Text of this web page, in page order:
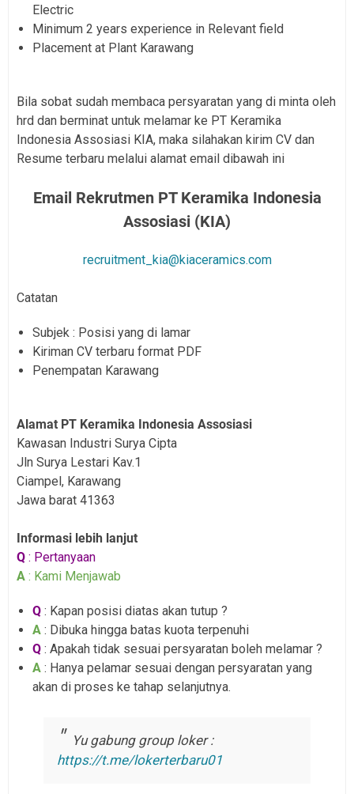
Electric
Minimum 2 years experience in Relevant field
Placement at Plant Karawang
Bila sobat sudah membaca persyaratan yang di minta oleh
hrd dan berminat untuk melamar ke PT Keramika
Indonesia Assosiasi KIA, maka silahakan kirim CV dan
Resume terbaru melalui alamat email dibawah ini
Email Rekrutmen PT Keramika Indonesia
Assosiasi (KIA)
recruitment_kia@kiaceramics.com
Catatan
Subjek : Posisi yang di lamar
Kiriman CV terbaru format PDF
Penempatan Karawang
Alamat PT Keramika Indonesia Assosiasi
Kawasan Industri Surya Cipta
Jln Surya Lestari Kav.1
Ciampel, Karawang
Jawa barat 41363
Informasi lebih lanjut
Q : Pertanyaan
A : Kami Menjawab
Q : Kapan posisi diatas akan tutup ?
A : Dibuka hingga batas kuota terpenuhi
Q : Apakah tidak sesuai persyaratan boleh melamar ?
A : Hanya pelamar sesuai dengan persyaratan yang
akan di proses ke tahap selanjutnya.
Yu gabung group loker :
https://t.me/lokerterbaru01